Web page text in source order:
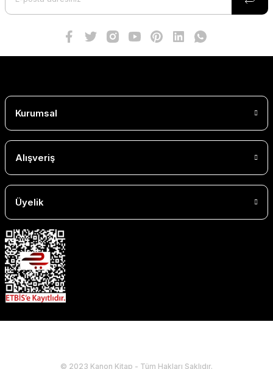
Kurumsal
Alışveriş
Üyelik
© 2023 Kanon Kitap - Tüm Hakları Saklıdır.